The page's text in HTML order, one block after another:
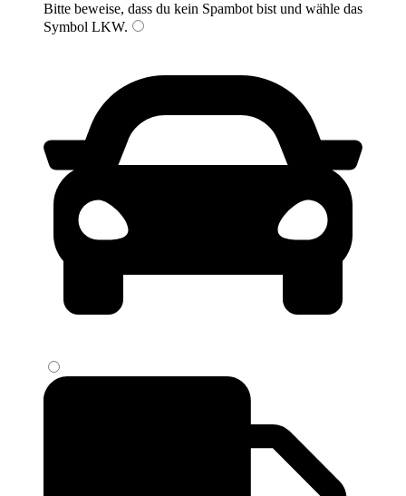
Bitte beweise, dass du kein Spambot bist und wähle das
Symbol LKW.